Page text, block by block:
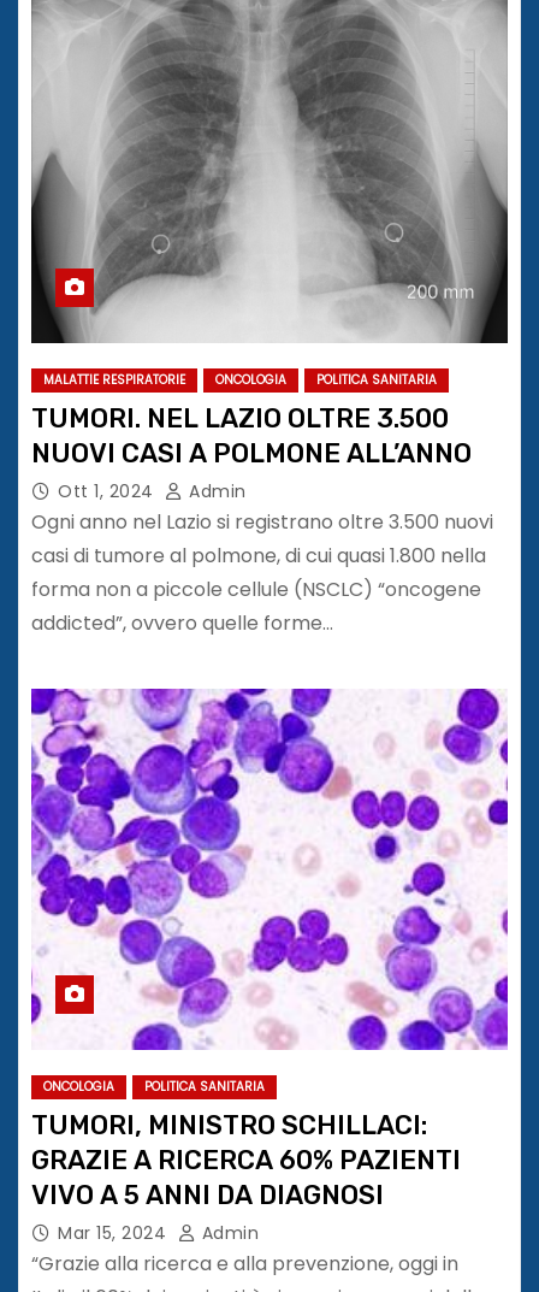
MALATTIE RESPIRATORIE ONCOLOGIA POLITICA SANITARIA
TUMORI. NEL LAZIO OLTRE 3.500
NUOVI CASI A POLMONE ALL’ANNO
Ott 1, 2024 Admin
Ogni anno nel Lazio si registrano oltre 3.500 nuovi
casi di tumore al polmone, di cui quasi 1.800 nella
forma non a piccole cellule (NSCLC) “oncogene
addicted”, ovvero quelle forme…
ONCOLOGIA POLITICA SANITARIA
TUMORI, MINISTRO SCHILLACI:
GRAZIE A RICERCA 60% PAZIENTI
VIVO A 5 ANNI DA DIAGNOSI
Mar 15, 2024 Admin
“Grazie alla ricerca e alla prevenzione, oggi in